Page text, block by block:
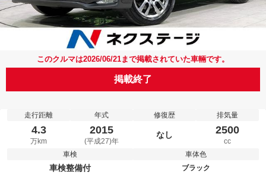
このクルマは2026/06/21まで掲載されていた車輛です。
掲載終了
走行距離
4.3
万km
年式
2015
(平成27)年
修復歴
なし
排気量
2500
cc
車検
車検整備付
車体色
ブラック